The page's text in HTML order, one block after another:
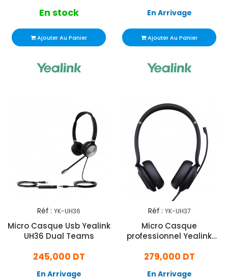
En stock
Ajouter Au Panier
En Arrivage
Ajouter Au Panier
Réf : YK-UH36
Micro Casque Usb Yealink
UH36 Dual Teams
245,000 DT
En Arrivage
Réf : YK-UH37
Micro Casque
professionnel Yealink
279,000 DT
En Arrivage